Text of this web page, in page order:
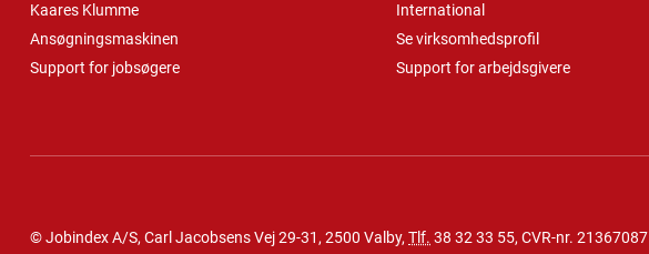
Kaares Klumme
Ansøgningsmaskinen
Support for jobsøgere
International
Se virksomhedsprofil
Support for arbejdsgivere
© Jobindex A/S, Carl Jacobsens Vej 29-31, 2500 Valby, Tlf. 38 32 33 55, CVR-nr. 21367087